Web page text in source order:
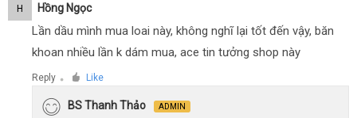
H Hồng Ngọc
Lần dầu mình mua loai này, không nghĩ lại tốt đến vậy, băn
khoan nhiều lần k dám mua, ace tin tưởng shop này
Reply ● Like
BS Thanh Thảo ADMIN